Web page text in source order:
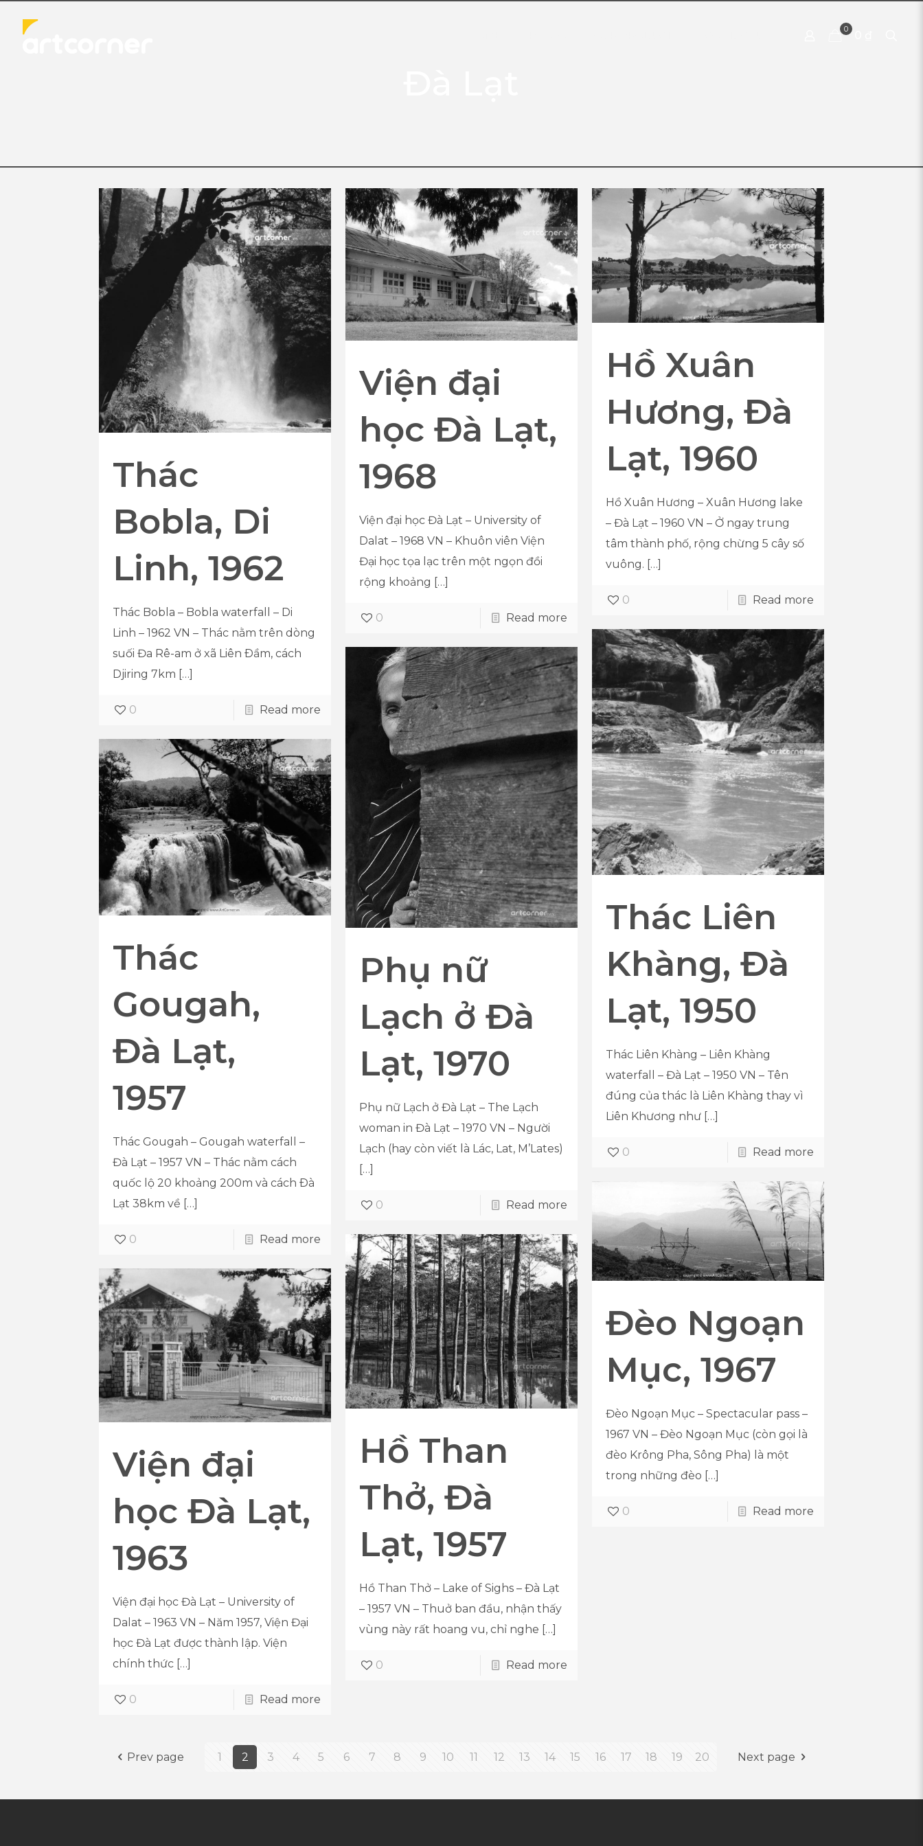
0
Thác
Bobla, Di
Linh, 1962
Thác Bobla – Bobla waterfall – Di
Linh – 1962 VN – Thác nằm trên dòng
suối Đa Rê-am ở xã Liên Ðầm, cách
Djiring 7km […]
0 Read more
Viện đại
học Đà Lạt,
1968
Viện đại học Đà Lạt – University of
Dalat – 1968 VN – Khuôn viên Viện
Đại học tọa lạc trên một ngọn đồi
rộng khoảng
[…]
0 Read more
Hồ Xuân
Hương, Đà
Lạt, 1960
Hồ Xuân Hương – Xuân Hương lake
– Đà Lạt – 1960 VN – Ở ngay trung
tâm thành phố, rộng chừng 5 cây số
vuông. […]
0 Read more
Thác Liên
Khàng, Đà
Lạt, 1950
Thác Liên Khàng – Liên Khàng
waterfall – Đà Lạt – 1950 VN – Tên
đúng của thác là Liên Khàng thay vì
Liên Khương như […]
0 Read more
Phụ nữ
Lạch ở Đà
Lạt, 1970
Phụ nữ Lạch ở Đà Lạt – The Lạch
woman in Đà Lạt – 1970 VN – Người
Lạch (hay còn viết là Lác, Lat, M’Lates)
[…]
0 Read more
Thác
Gougah,
Đà Lạt,
1957
Thác Gougah – Gougah waterfall –
Đà Lạt – 1957 VN – Thác nằm cách
quốc lộ 20 khoảng 200m và cách Ðà
Lạt 38km về […]
0 Read more
Đèo Ngoạn
Mục, 1967
Đèo Ngoạn Mục – Spectacular pass –
1967 VN – Đèo Ngoạn Mục (còn gọi là
đèo Krông Pha, Sông Pha) là một
trong những đèo […]
0 Read more
Hồ Than
Thở, Đà
Lạt, 1957
Hồ Than Thở – Lake of Sighs – Đà Lạt
– 1957 VN – Thuở ban đầu, nhận thấy
vùng này rất hoang vu, chỉ nghe […]
0 Read more
Viện đại
học Đà Lạt,
1963
Viện đại học Đà Lạt – University of
Dalat – 1963 VN – Năm 1957, Viện Đại
học Đà Lạt được thành lập. Viện
chính thức[…]
0 Read more
Prev page 1 2 3 4 5 6 7 8 9 10 11 12 13 14 15 16 17 18 19 20 Next page